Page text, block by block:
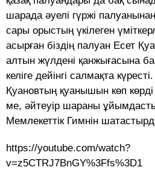
шарада әуелі гүржі
сары орыстың үкілеген
асырған біздің палуан Есет
алтын жүлдені қанжығасына
келіге дейінгі салмақта
Қуановтың қуанышын көп көрді
ме, әйтеуір шараны
Мемлекеттік Гимнін
https://youtube.com/watch?
v=z5CTRJ7BnGY%3Ffs%3D1